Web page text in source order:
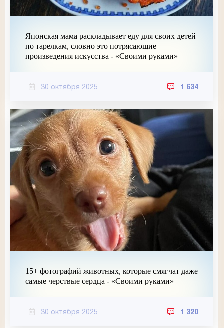
Японская мама раскладывает еду для своих детей
по тарелкам, словно это потрясающие
произведения искусства - «Своими руками»
30 октября 2025 1 634
15+ фотографий животных, которые смягчат даже
самые черствые сердца - «Своими руками»
30 октября 2025 1 320